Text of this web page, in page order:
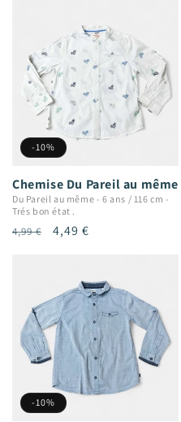
-10%
Chemise Du Pareil au même
Du Pareil au même -6 ans / 116 cm -
Trés bon état .
Prix
4,99 €
Prix
4,49 €
-10%